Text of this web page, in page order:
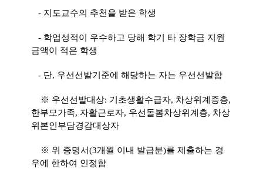
- 지도교수의 추천을 받은 학생
- 학업성적이 우수하고 당해 학기 타 장학금 지원
금액이 적은 학생
- 단, 우선선발기준에 해당하는 자는 우선선발함
※ 우선선발대상: 기초생활수급자, 차상위계증층,
한부모가족, 자활근로자, 우선돌봄차상위계층, 차상
위본인부담경감대상자
※ 위 증명서(3개월 이내 발급분)를 제출하는 경
우에 한하여 인정함